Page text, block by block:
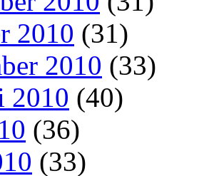
2010 (31)
2010 (33)
2010 (40)
(36)
(33)